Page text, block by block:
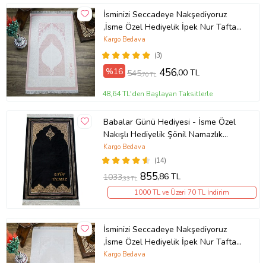
İsminizi Seccadeye Nakşediyoruz
,İsme Özel Hediyelik İpek Nur Tafta
Seccade Bebek Pembesi 68x110 cm
- 200 gr
(3)
Kargo Bedava
%16 545,70 TL 456,00 TL
48,64 TL'den Başlayan Taksitlerle
Babalar Günü Hediyesi - İsme Özel
Nakışlı Hediyelik Şönil Namazlık
İsimli Seccade Siyah
(14)
Kargo Bedava
1033,33 TL 855,86 TL
1000 TL ve Üzeri 70 TL İndirim
İsminizi Seccadeye Nakşediyoruz
,İsme Özel Hediyelik İpek Nur Tafta
Seccade Krem 68x110 cm - 200 gr
Kargo Bedava